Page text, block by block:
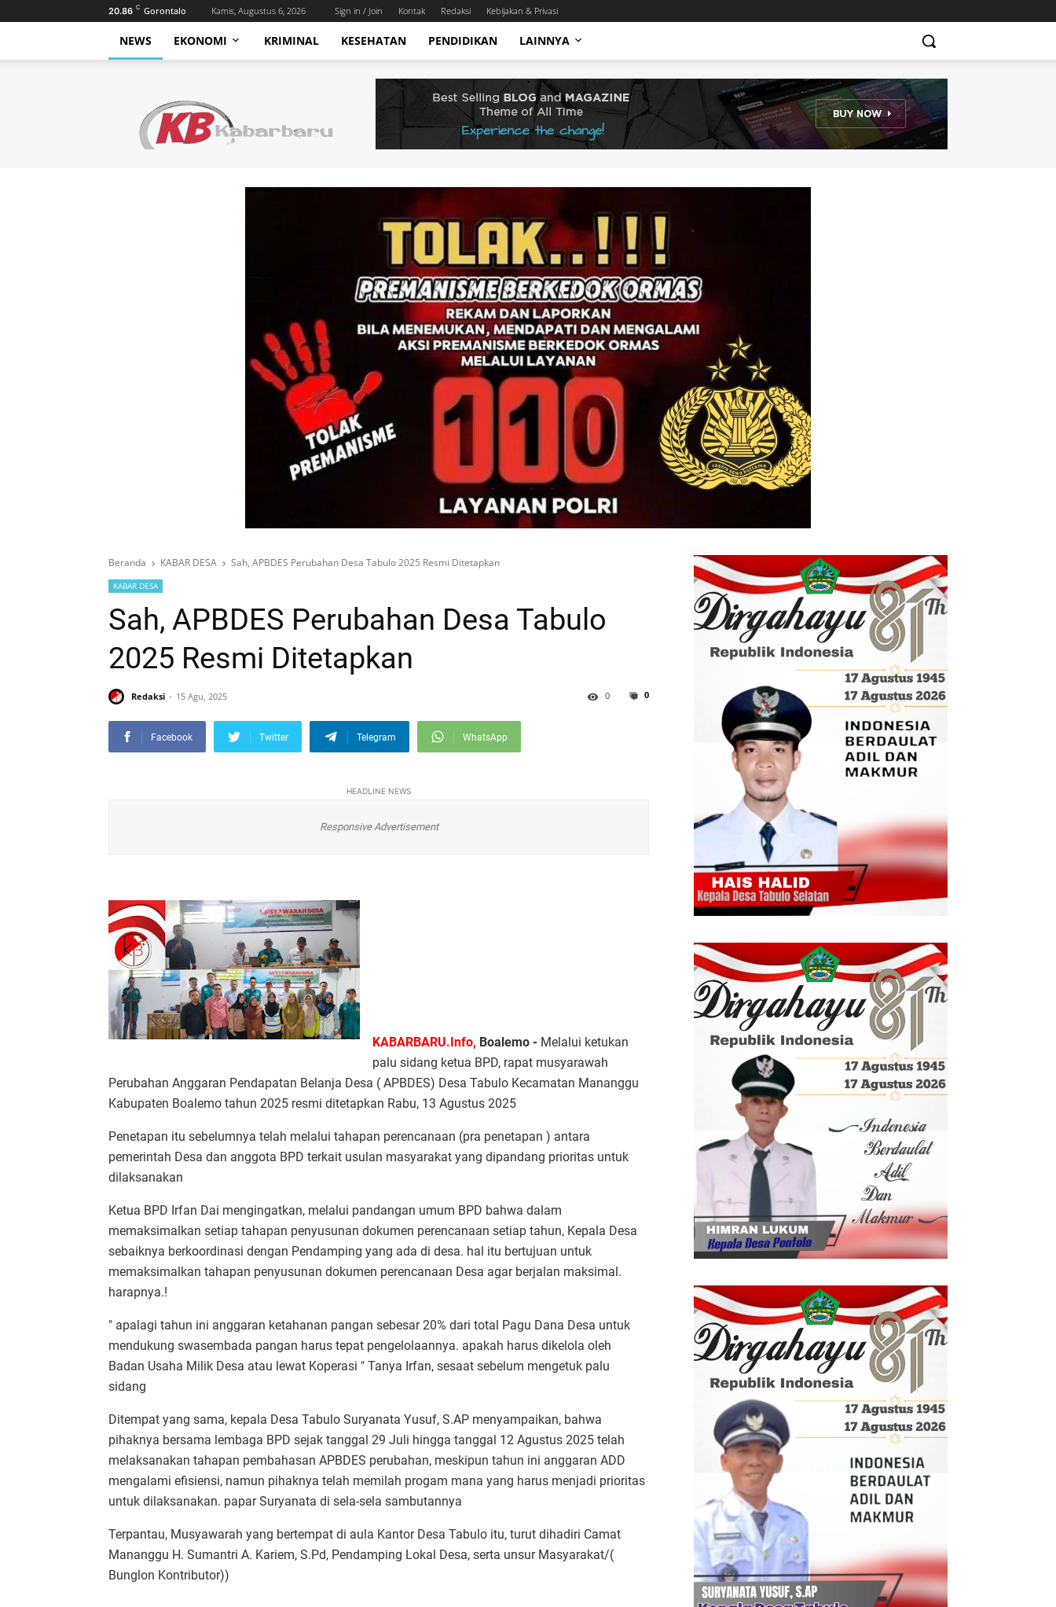
20.86 C Gorontalo Kamis, Augustus 6, 2026 Sign in / Join Kontak Redaksi Kebijakan & Privasi
NEWS EKONOMI KRIMINAL KESEHATAN PENDIDIKAN LAINNYA
Beranda KABAR DESA Sah, APBDES Perubahan Desa Tabulo 2025 Resmi Ditetapkan
KABAR DESA
Sah, APBDES Perubahan Desa Tabulo
2025 Resmi Ditetapkan
Redaksi 15 Agu, 2025 0
0
Facebook Twitter Telegram WhatsApp
HEADLINE NEWS
Responsive Advertisement
KABARBARU.Info, Boalemo - Melalui ketukan
palu sidang ketua BPD, rapat musyarawah
Perubahan Anggaran Pendapatan Belanja Desa ( APBDES) Desa Tabulo Kecamatan Mananggu
Kabupaten Boalemo tahun 2025 resmi ditetapkan Rabu, 13 Agustus 2025
Penetapan itu sebelumnya telah melalui tahapan perencanaan (pra penetapan ) antara
pemerintah Desa dan anggota BPD terkait usulan masyarakat yang dipandang prioritas untuk
dilaksanakan
Ketua BPD Irfan Dai mengingatkan, melalui pandangan umum BPD bahwa dalam
memaksimalkan setiap tahapan penyusunan dokumen perencanaan setiap tahun, Kepala Desa
sebaiknya berkoordinasi dengan Pendamping yang ada di desa. hal itu bertujuan untuk
memaksimalkan tahapan penyusunan dokumen perencanaan Desa agar berjalan maksimal.
harapnya.!
" apalagi tahun ini anggaran ketahanan pangan sebesar 20% dari total Pagu Dana Desa untuk
mendukung swasembada pangan harus tepat pengelolaannya. apakah harus dikelola oleh
Badan Usaha Milik Desa atau lewat Koperasi " Tanya Irfan, sesaat sebelum mengetuk palu
sidang
Ditempat yang sama, kepala Desa Tabulo Suryanata Yusuf, S.AP menyampaikan, bahwa
pihaknya bersama lembaga BPD sejak tanggal 29 Juli hingga tanggal 12 Agustus 2025 telah
melaksanakan tahapan pembahasan APBDES perubahan, meskipun tahun ini anggaran ADD
mengalami efisiensi, namun pihaknya telah memilah progam mana yang harus menjadi prioritas
untuk dilaksanakan. papar Suryanata di sela-sela sambutannya
Terpantau, Musyawarah yang bertempat di aula Kantor Desa Tabulo itu, turut dihadiri Camat
Mananggu H. Sumantri A. Kariem, S.Pd, Pendamping Lokal Desa, serta unsur Masyarakat/(
Bunglon Kontributor))